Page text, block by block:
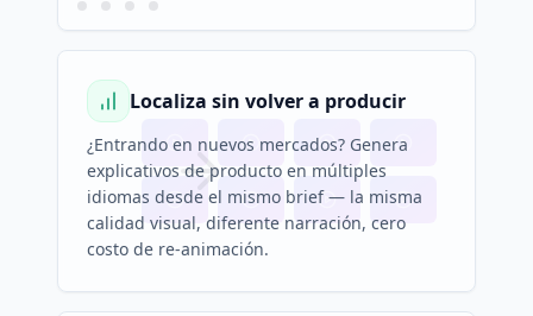
Localiza sin volver a producir
¿Entrando en nuevos mercados? Genera
explicativos de producto en múltiples
idiomas desde el mismo brief — la misma
calidad visual, diferente narración, cero
costo de re-animación.